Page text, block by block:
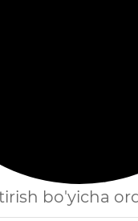
bo'yicha